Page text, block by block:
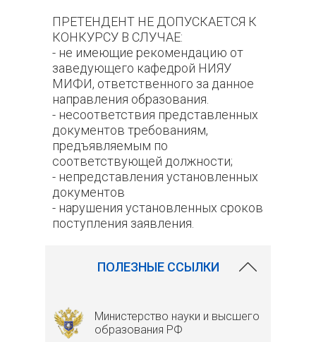
ПРЕТЕНДЕНТ НЕ ДОПУСКАЕТСЯ К
КОНКУРСУ В СЛУЧАЕ:
- не имеющие рекомендацию от
заведующего кафедрой НИЯУ
МИФИ, ответственного за данное
направления образования.
- несоответствия представленных
документов требованиям,
предъявляемым по
соответствующей должности;
- непредставления установленных
документов
- нарушения установленных сроков
поступления заявления.
ПОЛЕЗНЫЕ ССЫЛКИ
Министерство науки и высшего
образования РФ